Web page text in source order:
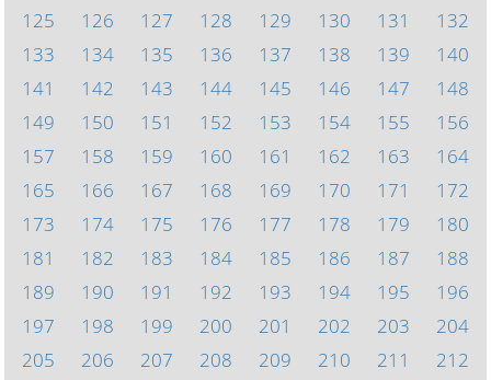
125
126 127 128 129 130 131
132
133
134 135 136 137 138 139
140
141
142 143 144 145 146 147
148
149
150 151 152 153 154 155
156
157
158 159 160 161 162 163
164
165
166 167 168 169 170 171
172
173
174 175 176 177 178 179
180
181
182 183 184 185 186 187
188
189
190 191 192 193 194 195
196
197
198 199 200 201 202 203
204
205
206 207 208 209 210 211
212